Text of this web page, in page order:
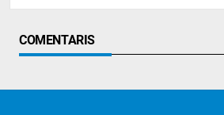
COMENTARIS